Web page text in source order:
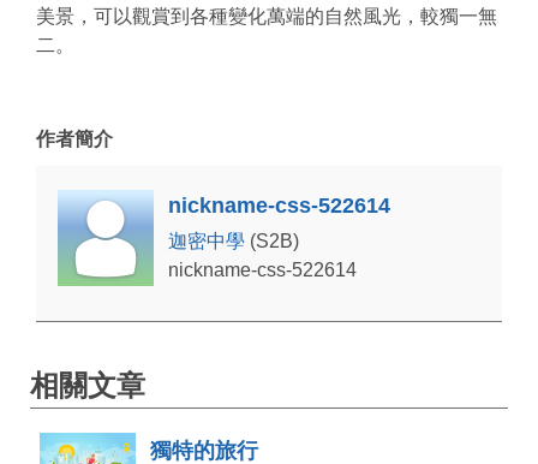
美景，可以觀賞到各種變化萬端的自然風光，較獨一無
二。
作者簡介
nickname-css-522614
迦密中學 (S2B)
nickname-css-522614
相關文章
獨特的旅行